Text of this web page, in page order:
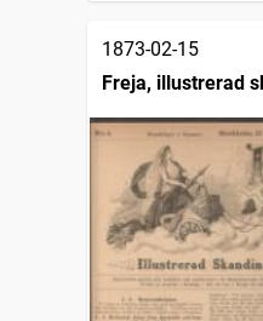
1873-02-15
Freja, illustrerad
modetidning